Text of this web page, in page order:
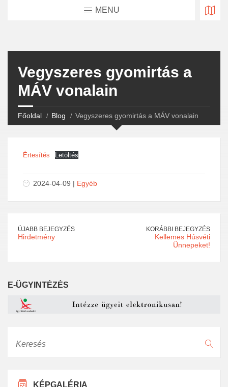
MENU
Vegyszeres gyomirtás a
MÁV vonalain
Főoldal Blog Vegyszeres gyomirtás a MÁV vonalain
Értesítés Letöltés
2024-04-09 | Egyéb
ÚJABB BEJEGYZÉS
Hirdetmény
KORÁBBI BEJEGYZÉS
Kellemes Húsvéti
Ünnepeket!
E-ÜGYINTÉZÉS
KÉPGALÉRIA